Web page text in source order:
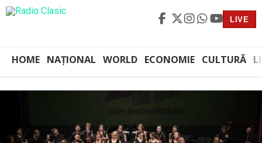
LIVE
HOME NAȚIONAL WORLD ECONOMIE CULTURĂ